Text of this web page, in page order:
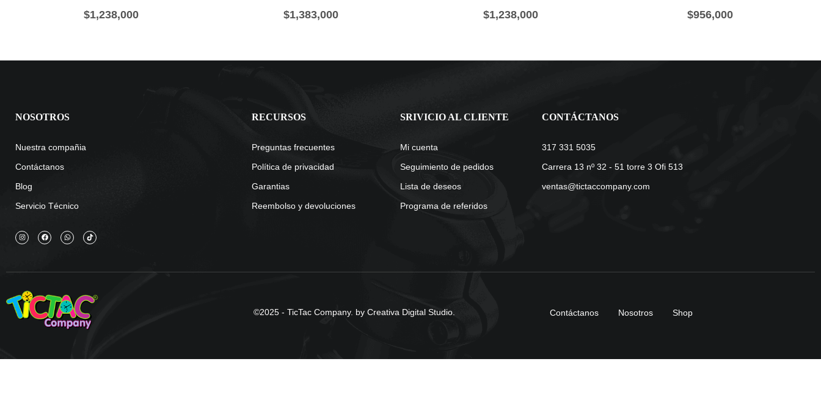
$1,238,000 $1,383,000 $1,238,000 $956,000
NOSOTROS
Nuestra compañia
Contáctanos
Blog
Servicio Técnico
RECURSOS
Preguntas frecuentes
Política de privacidad
Garantias
Reembolso y devoluciones
SRIVICIO AL CLIENTE
Mi cuenta
Seguimiento de pedidos
Lista de deseos
Programa de referidos
CONTÁCTANOS
317 331 5035
Carrera 13 nº 32 - 51 torre 3 Ofi 513
ventas@tictaccompany.com
©2025 - TicTac Company. by Creativa Digital Studio. Contáctanos Nosotros Shop